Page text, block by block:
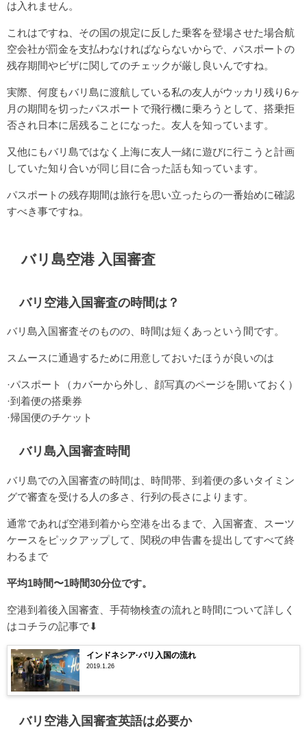
は入れません。
これはですね、その国の規定に反した乗客を登場させた場合航
空会社が罰金を支払わなければならないからで、パスポートの
残存期間やビザに関してのチェックが厳し良いんですね。
実際、何度もバリ島に渡航している私の友人がウッカリ残り6ヶ
月の期間を切ったパスポートで飛行機に乗ろうとして、搭乗拒
否され日本に居残ることになった。友人を知っています。
又他にもバリ島ではなく上海に友人一緒に遊びに行こうと計画
していた知り合いが同じ目に合った話も知っています。
パスポートの残存期間は旅行を思い立ったらの一番始めに確認
すべき事ですね。
バリ島空港 入国審査
バリ空港入国審査の時間は？
バリ島入国審査そのものの、時間は短くあっという間です。
スムースに通過するために用意しておいたほうが良いのは
·パスポート（カバーから外し、顔写真のページを開いておく）
·到着便の搭乗券
·帰国便のチケット
バリ島入国審査時間
バリ島での入国審査の時間は、時間帯、到着便の多いタイミン
グで審査を受ける人の多さ、行列の長さによります。
通常であれば空港到着から空港を出るまで、入国審査、スーツ
ケースをピックアップして、関税の申告書を提出してすべて終
わるまで
平均1時間〜1時間30分位です。
空港到着後入国審査、手荷物検査の流れと時間について詳しく
はコチラの記事で⬇
インドネシア·バリ入国の流れ
2019.1.26
バリ空港入国審査英語は必要か